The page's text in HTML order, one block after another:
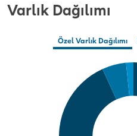
Varlık Dağılımı
Özel Varlık Dağılımı